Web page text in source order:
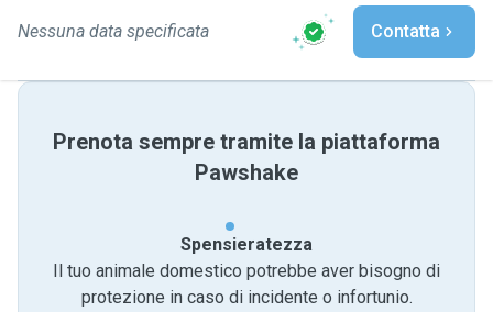
Nessuna data specificata Contatta
Prenota sempre tramite la piattaforma
Pawshake
Spensieratezza
Il tuo animale domestico potrebbe aver bisogno di
protezione in caso di incidente o infortunio.